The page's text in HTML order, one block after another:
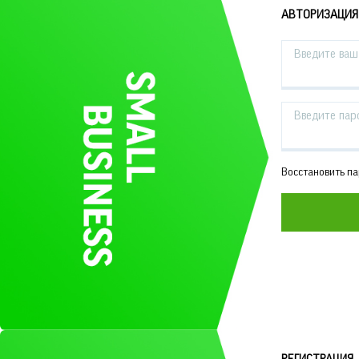
АВТОРИЗАЦИЯ
Введите
Введите
Восстановить